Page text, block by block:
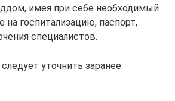
имея при себе необходимый
на госпитализацию, паспорт,
специалистов.
уточнить заранее.